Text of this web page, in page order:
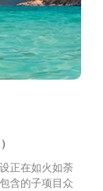
正在如火如荼
含的子项目众